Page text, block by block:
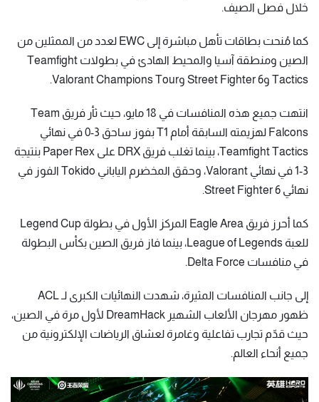
خلال فصل الصيف.
كما مُنحت بطاقات تأهل مباشرة إلى EWC لعدد من الممثلين من
الصين ومنطقة آسيا والمحيط الهادئ في بطولات Teamfight
Tactics وStreet Fighter 6 وValorant Champions Tour.
انتهت جميع هذه المنافسات في 18 مايو، حيث ثأر فريق Team
Falcons لهزيمته السابقة أمام T1 بفوز ساحق 3-0 في نهائي
Teamfight Tactics، بينما تغلب فريق DRX على Paper Rex بنتيجة
3-1 في نهائي Valorant، وحقق المخضرم الياباني Tokido الفوز في
نهائي Street Fighter 6.
كما أحرز فريق Eagle Area المركز الأول في بطولة Legend Cup
للعبة League of Legends، بينما فاز فريق الصين بكأس البطولة
في منافسات Delta Force.
إلى جانب المنافسات المثيرة، شهدت النهائيات الكبرى لـ ACL
ظهور مهرجان الألعاب الشهير DreamHack لأول مرة في الصين،
حيث قدّم تجارب تفاعلية وغامرة لعشاق الرياضات الإلكترونية من
جميع أنحاء العالم.